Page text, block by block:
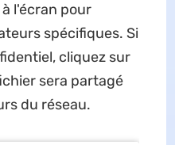
l'écran pour
spécifiques. Si
cliquez sur
sera partagé
du réseau.